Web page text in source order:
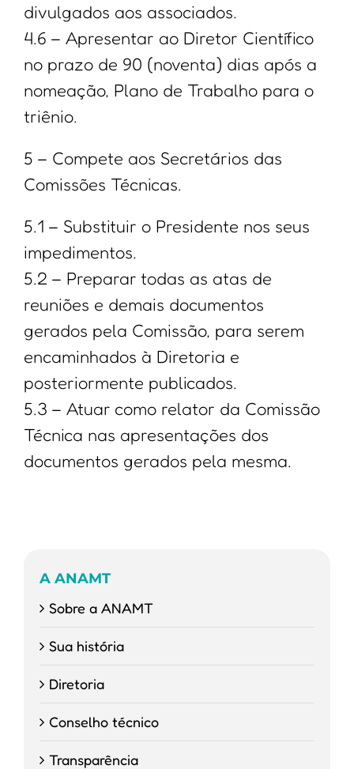
divulgados aos associados.
4.6 – Apresentar ao Diretor Científico
no prazo de 90 (noventa) dias após a
nomeação, Plano de Trabalho para o
triênio.
5 – Compete aos Secretários das
Comissões Técnicas.
5.1 – Substituir o Presidente nos seus
impedimentos.
5.2 – Preparar todas as atas de
reuniões e demais documentos
gerados pela Comissão, para serem
encaminhados à Diretoria e
posteriormente publicados.
5.3 – Atuar como relator da Comissão
Técnica nas apresentações dos
documentos gerados pela mesma.
A ANAMT
Sobre a ANAMT
Sua história
Diretoria
Conselho técnico
Transparência